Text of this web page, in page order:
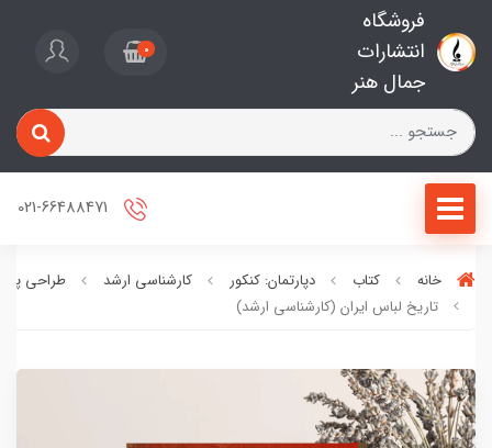
فروشگاه
انتشارات
جمال هنر
0
خانه کتاب دپارتمان: کنکور کارشناسی ارشد
طراحی
تاریخ لباس ایران (کارشناسی ارشد)